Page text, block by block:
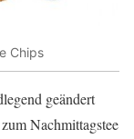
Chips
geändert
Nachmittagstee